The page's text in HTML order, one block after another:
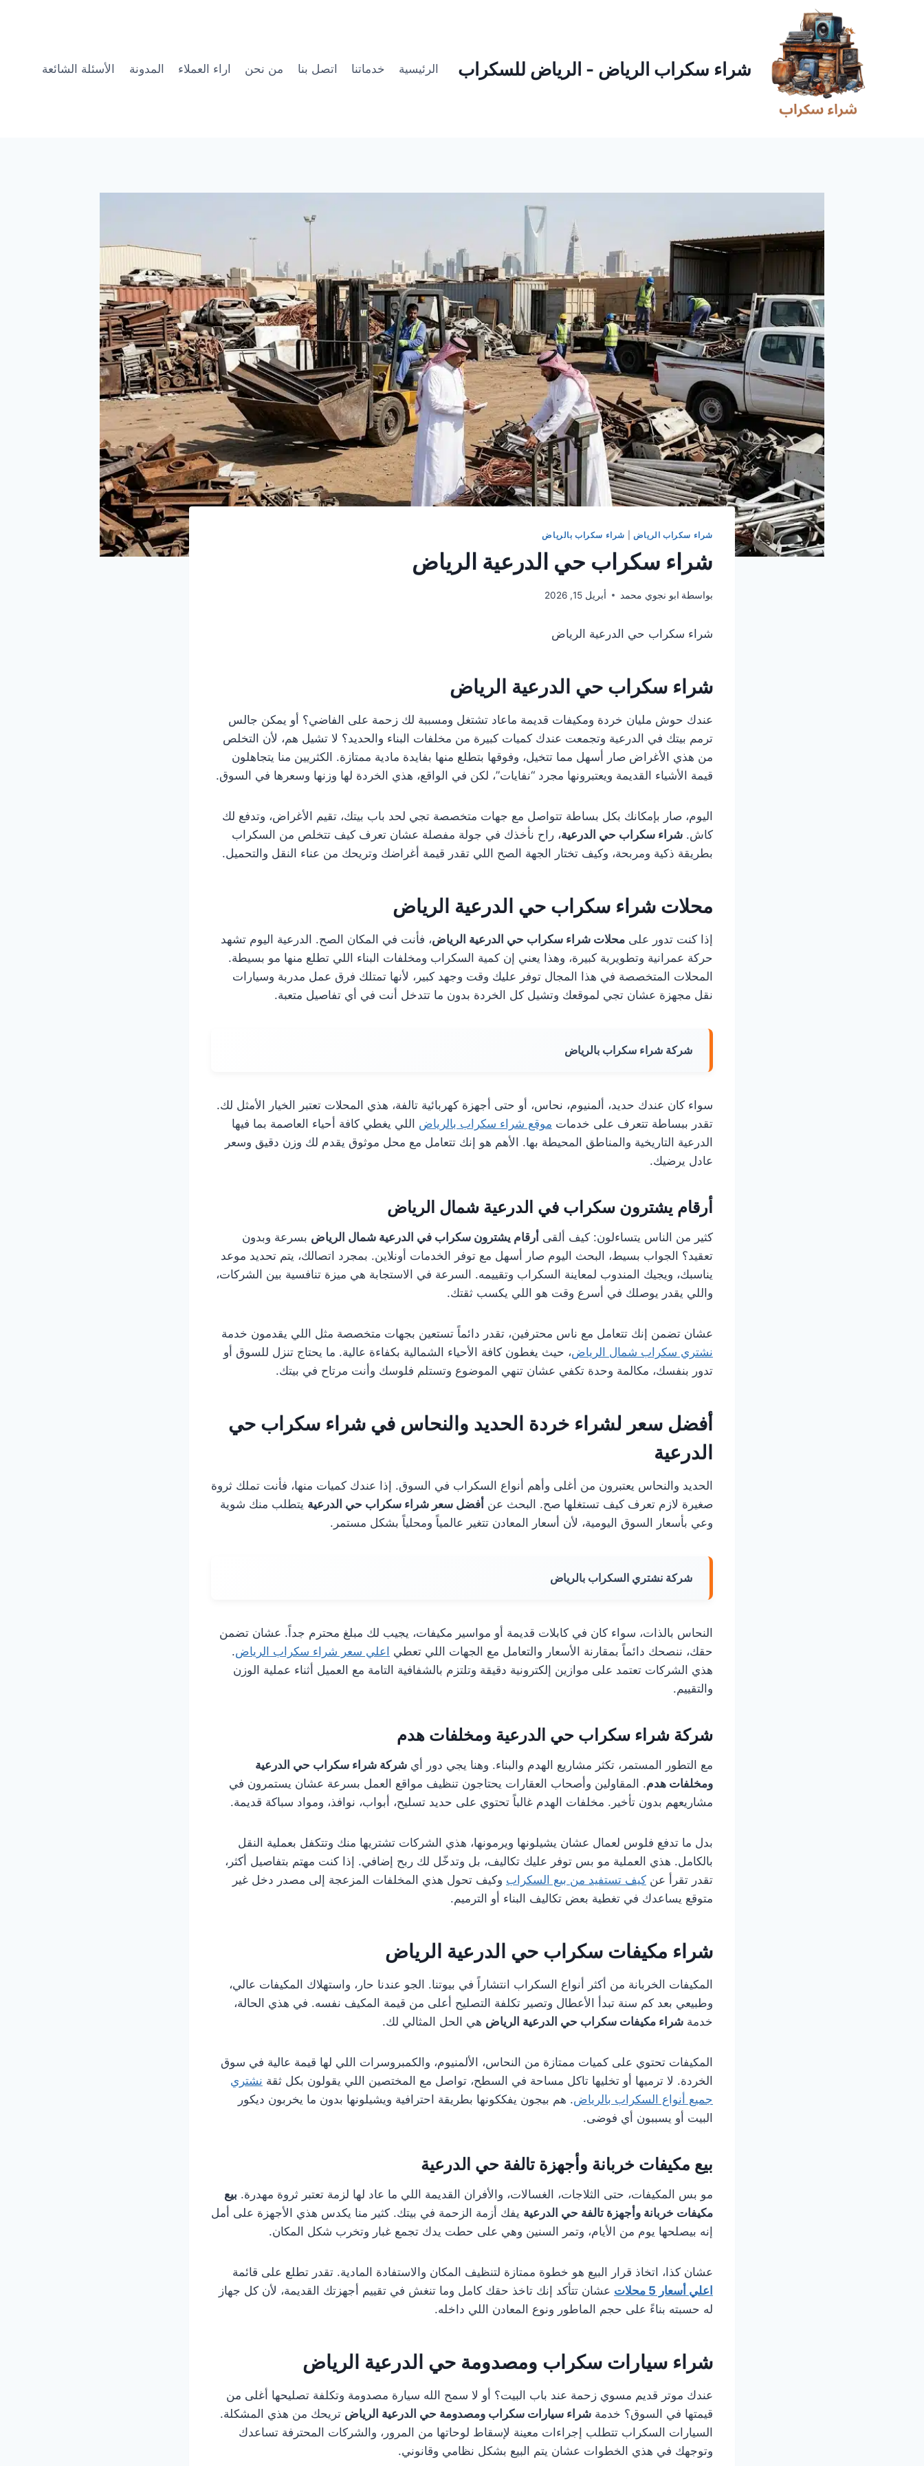
شراء سكراب الرياض - الرياض للسكراب الرئيسية خدماتنا اتصل بنا من نحن اراء العملاء المدونة الأسئلة الشائعة
شراء سكراب الرياض شراء سكراب بالرياض
شراء سكراب حي الدرعية الرياض
بواسطة ابو نجوي محمد أبريل 15, 2026
شراء سكراب حي الدرعية الرياض
شراء سكراب حي الدرعية الرياض
عندك حوش مليان خردة ومكيفات قديمة ماعاد تشتغل ومسببة لك زحمة على الفاضي؟ أو يمكن جالس
ترمم بيتك في الدرعية وتجمعت عندك كميات كبيرة من مخلفات البناء والحديد؟ لا تشيل هم، لأن التخلص
من هذي الأغراض صار أسهل مما تتخيل، وفوقها بتطلع منها بفايدة مادية ممتازة. الكثريين منا يتجاهلون
قيمة الأشياء القديمة ويعتبرونها مجرد “نفايات”، لكن في الواقع، هذي الخردة لها وزنها وسعرها في السوق.
اليوم، صار بإمكانك بكل بساطة تتواصل مع جهات متخصصة تجي لحد باب بيتك، تقيم الأغراض، وتدفع لك
كاش. شراء سكراب حي الدرعية، راح نأخذك في جولة مفصلة عشان تعرف كيف تتخلص من السكراب
بطريقة ذكية ومربحة، وكيف تختار الجهة الصح اللي تقدر قيمة أغراضك وتريحك من عناء النقل والتحميل.
محلات شراء سكراب حي الدرعية الرياض
إذا كنت تدور على محلات شراء سكراب حي الدرعية الرياض، فأنت في المكان الصح. الدرعية اليوم تشهد
حركة عمرانية وتطويرية كبيرة، وهذا يعني إن كمية السكراب ومخلفات البناء اللي تطلع منها مو بسيطة.
المحلات المتخصصة في هذا المجال توفر عليك وقت وجهد كبير، لأنها تمتلك فرق عمل مدربة وسيارات
نقل مجهزة عشان تجي لموقعك وتشيل كل الخردة بدون ما تتدخل أنت في أي تفاصيل متعبة.
شركة شراء سكراب بالرياض
سواء كان عندك حديد، ألمنيوم، نحاس، أو حتى أجهزة كهربائية تالفة، هذي المحلات تعتبر الخيار الأمثل لك.
تقدر ببساطة تتعرف على خدمات موقع شراء سكراب بالرياض اللي يغطي كافة أحياء العاصمة بما فيها
الدرعية التاريخية والمناطق المحيطة بها. الأهم هو إنك تتعامل مع محل موثوق يقدم لك وزن دقيق وسعر
عادل يرضيك.
أرقام يشترون سكراب في الدرعية شمال الرياض
كثير من الناس يتساءلون: كيف ألقى أرقام يشترون سكراب في الدرعية شمال الرياض بسرعة وبدون
تعقيد؟ الجواب بسيط، البحث اليوم صار أسهل مع توفر الخدمات أونلاين. بمجرد اتصالك، يتم تحديد موعد
يناسبك، ويجيك المندوب لمعاينة السكراب وتقييمه. السرعة في الاستجابة هي ميزة تنافسية بين الشركات،
واللي يقدر يوصلك في أسرع وقت هو اللي يكسب ثقتك.
عشان تضمن إنك تتعامل مع ناس محترفين، تقدر دائماً تستعين بجهات متخصصة مثل اللي يقدمون خدمة
نشتري سكراب شمال الرياض، حيث يغطون كافة الأحياء الشمالية بكفاءة عالية. ما يحتاج تنزل للسوق أو
تدور بنفسك، مكالمة وحدة تكفي عشان تنهي الموضوع وتستلم فلوسك وأنت مرتاح في بيتك.
أفضل سعر لشراء خردة الحديد والنحاس في شراء سكراب حي
الدرعية
الحديد والنحاس يعتبرون من أغلى وأهم أنواع السكراب في السوق. إذا عندك كميات منها، فأنت تملك ثروة
صغيرة لازم تعرف كيف تستغلها صح. البحث عن أفضل سعر شراء سكراب حي الدرعية يتطلب منك شوية
وعي بأسعار السوق اليومية، لأن أسعار المعادن تتغير عالمياً ومحلياً بشكل مستمر.
شركة نشتري السكراب بالرياض
النحاس بالذات، سواء كان في كابلات قديمة أو مواسير مكيفات، يجيب لك مبلغ محترم جداً. عشان تضمن
حقك، ننصحك دائماً بمقارنة الأسعار والتعامل مع الجهات اللي تعطي اعلي سعر شراء سكراب الرياض.
هذي الشركات تعتمد على موازين إلكترونية دقيقة وتلتزم بالشفافية التامة مع العميل أثناء عملية الوزن
والتقييم.
شركة شراء سكراب حي الدرعية ومخلفات هدم
مع التطور المستمر، تكثر مشاريع الهدم والبناء. وهنا يجي دور أي شركة شراء سكراب حي الدرعية
ومخلفات هدم. المقاولين وأصحاب العقارات يحتاجون تنظيف مواقع العمل بسرعة عشان يستمرون في
مشاريعهم بدون تأخير. مخلفات الهدم غالباً تحتوي على حديد تسليح، أبواب، نوافذ، ومواد سباكة قديمة.
بدل ما تدفع فلوس لعمال عشان يشيلونها ويرمونها، هذي الشركات تشتريها منك وتتكفل بعملية النقل
بالكامل. هذي العملية مو بس توفر عليك تكاليف، بل وتدخّل لك ربح إضافي. إذا كنت مهتم بتفاصيل أكثر،
تقدر تقرأ عن كيف تستفيد من بيع السكراب وكيف تحول هذي المخلفات المزعجة إلى مصدر دخل غير
متوقع يساعدك في تغطية بعض تكاليف البناء أو الترميم.
شراء مكيفات سكراب حي الدرعية الرياض
المكيفات الخربانة من أكثر أنواع السكراب انتشاراً في بيوتنا. الجو عندنا حار، واستهلاك المكيفات عالي،
وطبيعي بعد كم سنة تبدأ الأعطال وتصير تكلفة التصليح أعلى من قيمة المكيف نفسه. في هذي الحالة،
خدمة شراء مكيفات سكراب حي الدرعية الرياض هي الحل المثالي لك.
المكيفات تحتوي على كميات ممتازة من النحاس، الألمنيوم، والكمبروسرات اللي لها قيمة عالية في سوق
الخردة. لا ترميها أو تخليها تاكل مساحة في السطح، تواصل مع المختصين اللي يقولون بكل ثقة نشتري
جميع أنواع السكراب بالرياض. هم بيجون يفككونها بطريقة احترافية ويشيلونها بدون ما يخربون ديكور
البيت أو يسببون أي فوضى.
بيع مكيفات خربانة وأجهزة تالفة حي الدرعية
مو بس المكيفات، حتى الثلاجات، الغسالات، والأفران القديمة اللي ما عاد لها لزمة تعتبر ثروة مهدرة. بيع
مكيفات خربانة وأجهزة تالفة حي الدرعية يفك أزمة الزحمة في بيتك. كثير منا يكدس هذي الأجهزة على أمل
إنه بيصلحها يوم من الأيام، وتمر السنين وهي على حطت يدك تجمع غبار وتخرب شكل المكان.
عشان كذا، اتخاذ قرار البيع هو خطوة ممتازة لتنظيف المكان والاستفادة المادية. تقدر تطلع على قائمة
اعلي أسعار 5 محلات
عشان تتأكد إنك تاخذ حقك كامل وما تنغش في تقييم أجهزتك القديمة، لأن كل جهاز
له حسبته بناءً على حجم الماطور ونوع المعادن اللي داخله.
شراء سيارات سكراب ومصدومة حي الدرعية الرياض
عندك موتر قديم مسوي زحمة عند باب البيت؟ أو لا سمح الله سيارة مصدومة وتكلفة تصليحها أغلى من
قيمتها في السوق؟ خدمة شراء سيارات سكراب ومصدومة حي الدرعية الرياض تريحك من هذي المشكلة.
السيارات السكراب تتطلب إجراءات معينة لإسقاط لوحاتها من المرور، والشركات المحترفة تساعدك
وتوجهك في هذي الخطوات عشان يتم البيع بشكل نظامي وقانوني.